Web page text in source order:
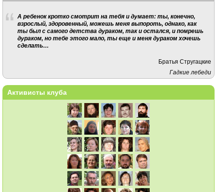
А ребенок кротко смотрит на тебя и думает: ты, конечно,
взрослый, здоровенный, можешь меня выпороть, однако, как
ты был с самого детства дураком, так и остался, и помрешь
дураком, но тебе этого мало, ты еще и меня дураком хочешь
сделать…
Братья Стругацкие
Гадкие лебеди
Активисты клуба